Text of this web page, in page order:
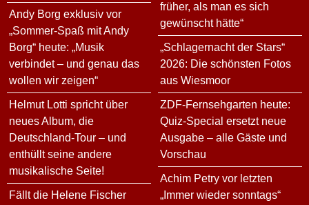
Andy Borg exklusiv vor
„Sommer-Spaß mit Andy
Borg“ heute: „Musik
verbindet – und genau das
wollen wir zeigen“
Helmut Lotti spricht über
neues Album, die
Deutschland-Tour – und
enthüllt seine andere
musikalische Seite!
Fällt die Helene Fischer
früher, als man es sich
gewünscht hätte“
„Schlagernacht der Stars“
2026: Die schönsten Fotos
aus Wiesmoor
ZDF-Fernsehgarten heute:
Quiz-Special ersetzt neue
Ausgabe – alle Gäste und
Vorschau
Achim Petry vor letzten
„Immer wieder sonntags“